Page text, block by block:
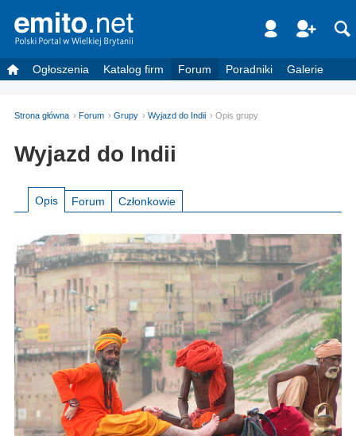
Ogłoszenia Katalog firm Forum Poradniki Galerie
Strona główna Forum Grupy Wyjazd do Indii Opis grupy
Wyjazd do Indii
Opis Forum Członkowie